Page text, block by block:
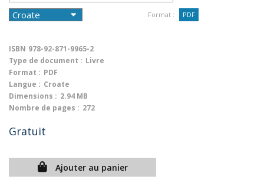
Format : PDF
ISBN 978-92-871-9965-2
Type de document : Livre
Format : PDF
Langue : Croate
Dimensions : 2.94 MB
Nombre de pages : 272
Gratuit
Ajouter au panier